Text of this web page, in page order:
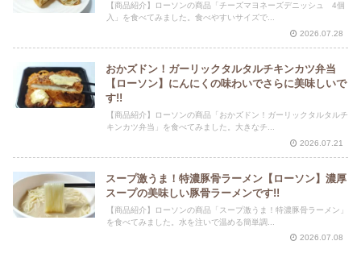
【商品紹介】ローソンの商品「チーズマヨネーズデニッシュ 4個
入」を食べてみました。食べやすいサイズで...
2026.07.28
おかズドン！ガーリックタルタルチキンカツ弁当
【ローソン】にんにくの味わいでさらに美味しいで
す!!
【商品紹介】ローソンの商品「おかズドン！ガーリックタルタルチ
キンカツ弁当」を食べてみました。大きなチ...
2026.07.21
スープ激うま！特濃豚骨ラーメン【ローソン】濃厚
スープの美味しい豚骨ラーメンです!!
【商品紹介】ローソンの商品「スープ激うま！特濃豚骨ラーメン」
を食べてみました。水を注いで温める簡単調...
2026.07.08